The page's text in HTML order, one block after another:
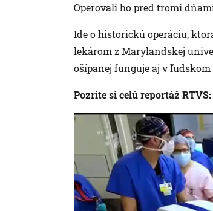
Operovali ho pred tromi
Ide o historickú operáciu,
lekárom z Marylandskej
ošípanej funguje aj v
Pozrite si celú reportáž RTVS: